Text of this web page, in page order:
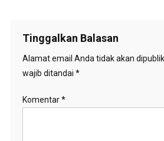
Tinggalkan Balasan
Alamat email Anda tidak akan
wajib ditandai *
Komentar*